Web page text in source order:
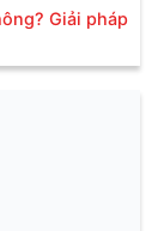
Giải pháp